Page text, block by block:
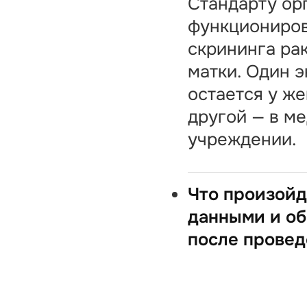
скрининга
матки. Один
остается у
другой — в
учреждении.
Что
данными и
после